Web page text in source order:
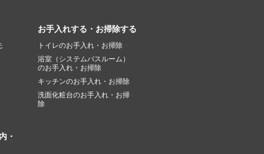
お手入れする・お掃除する
トイレのお手入れ・お掃除
浴室（システムバスルーム）
のお手入れ・お掃除
キッチンのお手入れ・お掃除
洗面化粧台のお手入れ・お掃
除
・